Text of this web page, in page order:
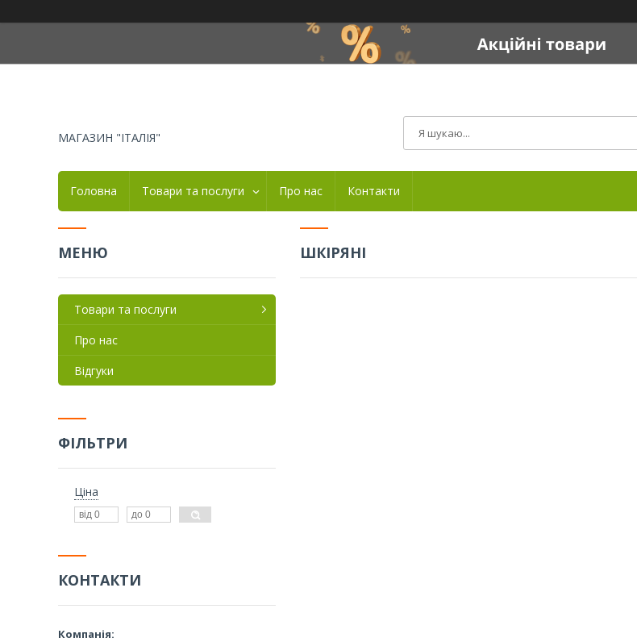
МАГАЗИН "ІТАЛІЯ"
Головна Товари та послуги Про нас Контакти
ШКІРЯНІ
Товари та послуги
Про нас
Відгуки
ФІЛЬТРИ
Ціна
КОНТАКТИ